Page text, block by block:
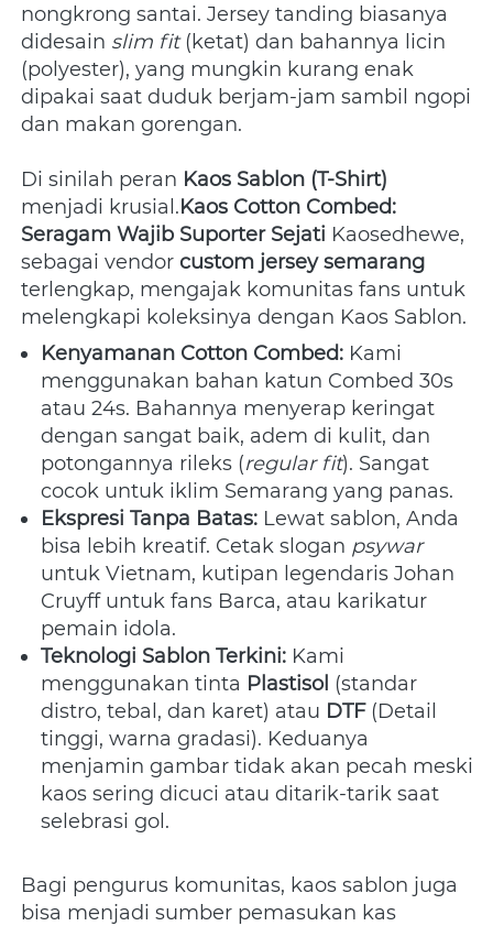
nongkrong santai. Jersey tanding biasanya
didesain slim fit (ketat) dan bahannya licin
(polyester), yang mungkin kurang enak
dipakai saat duduk berjam-jam sambil ngopi
dan makan gorengan.
Di sinilah peran Kaos Sablon (T-Shirt)
menjadi krusial.Kaos Cotton Combed:
Seragam Wajib Suporter Sejati Kaosedhewe,
sebagai vendor custom jersey semarang
terlengkap, mengajak komunitas fans untuk
melengkapi koleksinya dengan Kaos Sablon.
Kenyamanan Cotton Combed: Kami
menggunakan bahan katun Combed 30s
atau 24s. Bahannya menyerap keringat
dengan sangat baik, adem di kulit, dan
potongannya rileks (regular fit). Sangat
cocok untuk iklim Semarang yang panas.
Ekspresi Tanpa Batas: Lewat sablon, Anda
bisa lebih kreatif. Cetak slogan psywar
untuk Vietnam, kutipan legendaris Johan
Cruyff untuk fans Barca, atau karikatur
pemain idola.
Teknologi Sablon Terkini: Kami
menggunakan tinta Plastisol (standar
distro, tebal, dan karet) atau DTF (Detail
tinggi, warna gradasi). Keduanya
menjamin gambar tidak akan pecah meski
kaos sering dicuci atau ditarik-tarik saat
selebrasi gol.
Bagi pengurus komunitas, kaos sablon juga
bisa menjadi sumber pemasukan kas